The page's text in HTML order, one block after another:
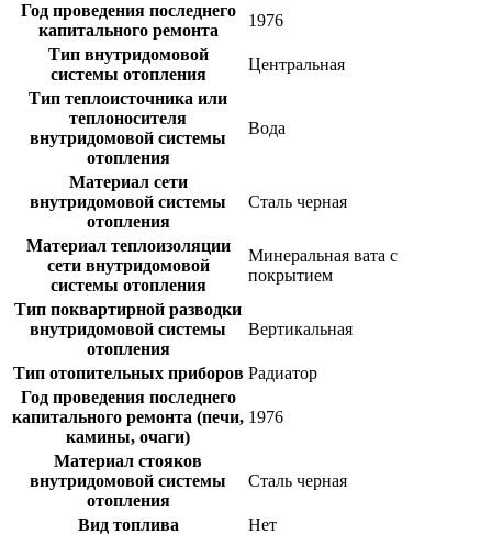
Год проведения последнего
капитального ремонта
1976
Тип внутридомовой
системы отопления
Центральная
Тип теплоисточника или
теплоносителя
внутридомовой системы
отопления
Вода
Материал сети
внутридомовой системы
отопления
Сталь черная
Материал теплоизоляции
сети внутридомовой
системы отопления
Минеральная вата с
покрытием
Тип поквартирной разводки
внутридомовой системы
отопления
Вертикальная
Тип отопительных приборов Радиатор
Год проведения последнего
капитального ремонта (печи,
камины, очаги)
1976
Материал стояков
внутридомовой системы
отопления
Сталь черная
Вид топлива
Нет